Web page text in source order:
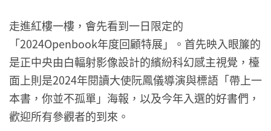
走進紅樓一樓，會先看到一日限定的
「2024Openbook年度回顧特展」。首先映入眼簾的
是正中央由白輻射影像設計的繽紛科幻感主視覺，檯
面上則是2024年閱讀大使阮鳳儀導演與標語「帶上一
本書，你並不孤單」海報，以及今年入選的好書們，
歡迎所有參觀者的到來。